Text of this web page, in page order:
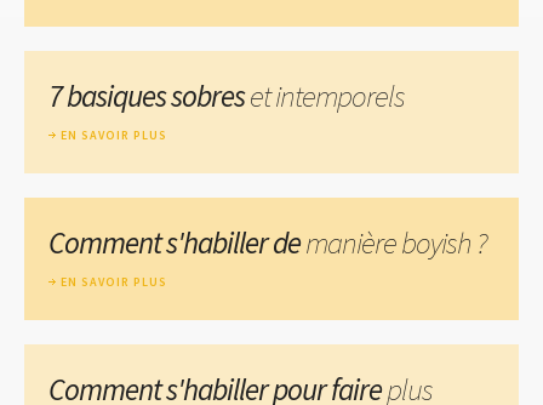
7 basiques sobreset intemporels
EN SAVOIR PLUS
Comment s'habiller demanière boyish ?
EN SAVOIR PLUS
Comment s'habiller pour faireplus